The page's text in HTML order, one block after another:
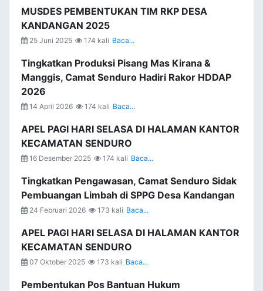
MUSDES PEMBENTUKAN TIM RKP DESA
KANDANGAN 2025
25 Juni 2025 174 kali Baca...
Tingkatkan Produksi Pisang Mas Kirana &
Manggis, Camat Senduro Hadiri Rakor HDDAP
2026
14 April 2026 174 kali Baca...
APEL PAGI HARI SELASA DI HALAMAN KANTOR
KECAMATAN SENDURO
16 Desember 2025 174 kali Baca...
Tingkatkan Pengawasan, Camat Senduro Sidak
Pembuangan Limbah di SPPG Desa Kandangan
24 Februari 2026 173 kali Baca...
APEL PAGI HARI SELASA DI HALAMAN KANTOR
KECAMATAN SENDURO
07 Oktober 2025 173 kali Baca...
Pembentukan Pos Bantuan Hukum